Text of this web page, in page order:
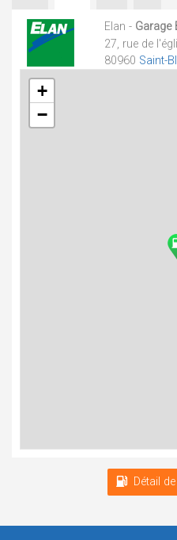
Elan - Garage
27, rue de
80960 Saint-
+
−
Détail